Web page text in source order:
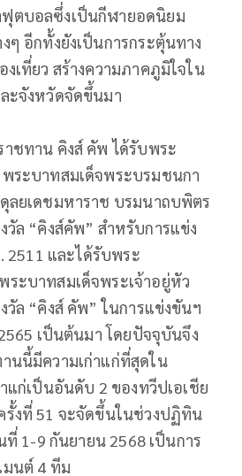
ตบอลซึ่งเป็นกีฬายอดนิยม
ๆ อีกทั้งยังเป็นการกระตุ้นทาง
เที่ยว สร้างความภาคภูมิใจใน
ะจังหวัดจัดขึ้นมา
ชทาน คิงส์ คัพ ได้รับพระ
ระบาทสมเด็จพระบรมชนกา
ลยเดชมหาราช บรมนาถบพิตร
วัล “คิงส์คัพ” สำหรับการแข่ง
2511 และได้รับพระ
ะบาทสมเด็จพระเจ้าอยู่หัว
วัล “คิงส์ คัพ” ในการแข่งขันฯ
เป็นต้นมา โดยปัจจุบันจึง
นนี้มีความเก่าแก่ที่สุดใน
แก่เป็นอันดับ 2 ของทวีปเอเชีย
รั้งที่ 51 จะจัดขึ้นในช่วงปฏิทิน
ที่ 1-9 กันยายน 2568 เป็นการ
นต์ 4 ทีม